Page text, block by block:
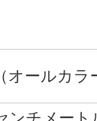
オールカラ